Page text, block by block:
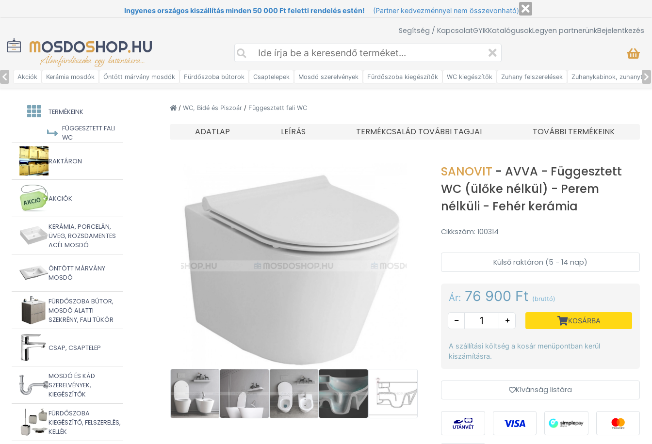
Ingyenes országos kiszállítás minden 50 000 Ft feletti rendelés estén! (Partner kedvezménnyel nem összevonható)
Segítség / KapcsolatGYIKKatalógusokLegyen partnerünkBejelentkezés
MOSDOSHOP.HU
Álomfürdőszoba egy kattintásra...
Akciók Kerámia mosdók Öntött márvány mosdók Fürdőszoba bútorok Csaptelepek Mosdó szerelvények Fürdőszoba kiegészítők WC kiegészítők Zuhany felszerelések Zuhanykabinok,
TERMÉKEINK
FÜGGESZTETT FALI
WC
RAKTÁRON
AKCIÓK
KERÁMIA, PORCELÁN,
ÜVEG, ROZSDAMENTES
ACÉL MOSDÓ
ÖNTÖTT MÁRVÁNY
MOSDÓ
FÜRDŐSZOBA BÚTOR,
MOSDÓ ALATTI
SZEKRÉNY, FALI TÜKÖR
CSAP, CSAPTELEP
MOSDÓ ÉS KÁD
SZERELVÉNYEK,
KIEGÉSZÍTŐK
FÜRDŐSZOBA
KIEGÉSZÍTŐ, FELSZERELÉS,
KELLÉK
/ WC, Bidé és Piszoár / Függesztett fali WC
ADATLAP LEÍRÁS TERMÉKCSALÁD TOVÁBBI TAGJAI TOVÁBBI TERMÉKEINK
SANOVIT - AVVA - Függesztett
WC (ülőke nélkül) - Perem
nélküli - Fehér kerámia
Cikkszám: 100314
Külső raktáron (5 - 14 nap)
Ár: 76 900 Ft (bruttó)
KOSÁRBA
A szállítási költség a kosár menüpontban kerül
kiszámításra.
Kívánság listára